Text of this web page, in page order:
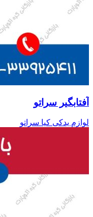
آفتابگیر سراتو
لوازم یدکی کیا سراتو